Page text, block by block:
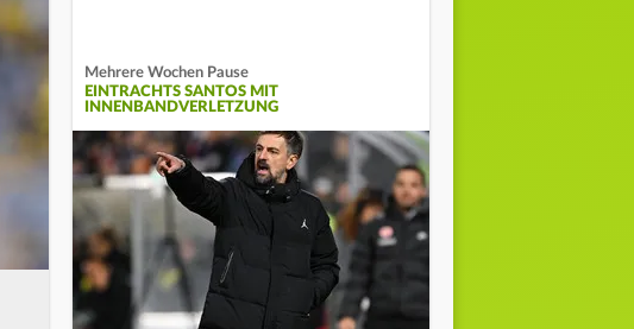
Mehrere Wochen Pause
EINTRACHTS SANTOS MIT
INNENBANDVERLETZUNG